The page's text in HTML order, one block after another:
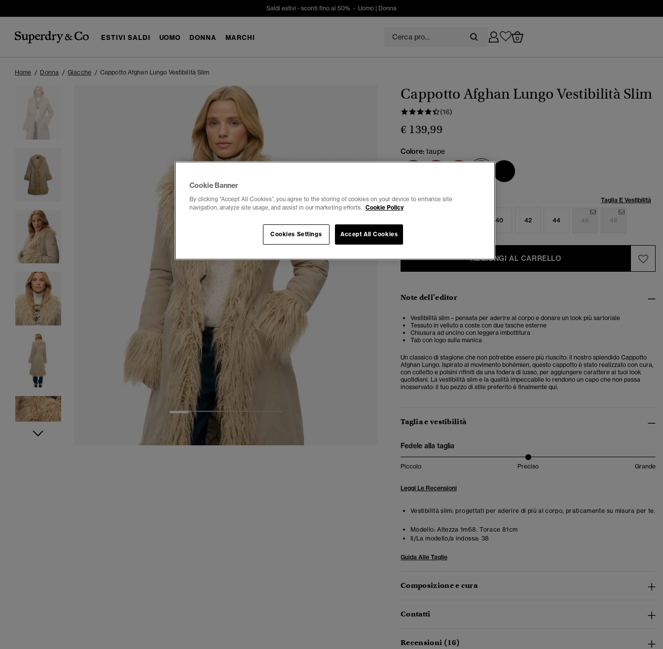
Saldi estivi - sconti fino al 50% - Uomo | Donna
ESTIVI SALDI UOMO DONNA MARCHI 0
Home Donna Giacche Cappotto Afghan Lungo Vestibilità Slim
1 2 3 4
Cappotto Afghan Lungo Vestibilità Slim
(16)
€ 139,99
Colore:taupe
selezionato
Seleziona Taglia: Taglia E Vestibilità
40 42 44 46 48
AGGIUNGI AL CARRELLO
Note dell'editor
Vestibilità slim – pensata per aderire al corpo e donare un look più sartoriale
Tessuto in velluto a coste con due tasche esterne
Chiusura ad uncino con leggera imbottitura
Tab con logo sulla manica
Un classico di stagione che non potrebbe essere più riuscito: il nostro splendido Cappotto
Afghan Lungo. Ispirato al movimento bohémien, questo cappotto è stato realizzato con cura,
con colletto e polsini rifiniti da una fodera di lusso, per aggiungere carattere ai tuoi look
quotidiani. La vestibilità slim e la qualità impeccabile lo rendono un capo che non passa
inosservato: il tuo pezzo di stile preferito è finalmente qui.
Taglia e vestibilità
Fedele alla taglia
Piccolo Preciso Grande
Leggi Le Recensioni
Vestibilità slim: progettati per aderire di più al corpo, praticamente su misura per te.
Modello: Altezza 1m68. Torace 81cm
Il/La modello/a indossa: 38
Guida Alle Taglie
Composizione e cura
Contatti
Recensioni (16)
Cookie Banner
By clicking “Accept All Cookies”, you agree to the storing of cookies on your device to enhance site
navigation, analyze site usage, and assist in our marketing efforts. Cookie Policy
Cookies Settings Accept All Cookies